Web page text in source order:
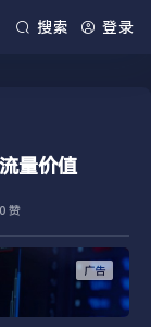
搜索 登录
量价值
0 赞